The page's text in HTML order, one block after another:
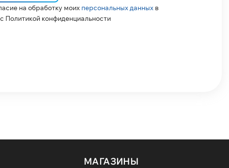
на обработку моих персональных данныхв
Политикой конфиденциальности
МАГАЗИНЫ